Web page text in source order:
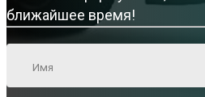
ближайшее время!